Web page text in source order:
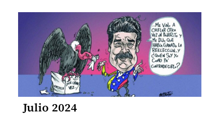
Julio 2024